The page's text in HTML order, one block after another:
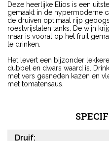
Deze heerlijke Elios is een
gemaakt in de hypermoderne
de druiven optimaal rijp
roestvrijstalen tanks. De wijn
maar is vooral op het fruit
te drinken.
Het levert een bijzonder
dubbel en dwars waard is.
met vers gesneden kazen en
met tomatensaus.
Druif: